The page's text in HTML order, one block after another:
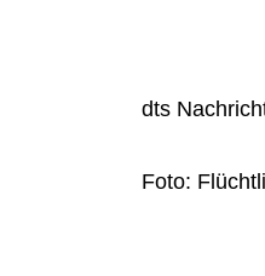
dts
Foto: